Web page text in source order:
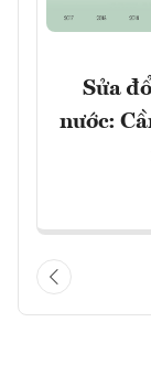
Sửa
nước: